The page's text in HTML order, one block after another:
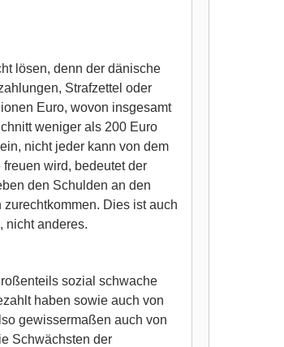
lösen, denn der dänische
Strafzettel oder
Euro, wovon insgesamt
weniger als 200 Euro
nicht jeder kann von dem
wird, bedeutet der
den Schulden an den
Dies ist auch
nicht anderes.
sozial schwache
haben sowie auch von
gewissermaßen auch von
Schwächsten der